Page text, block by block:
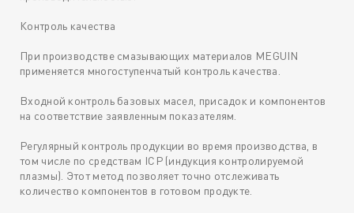
Контроль качества
При производстве смазывающих материалов MEGUIN
применяется многоступенчатый контроль качества.
Входной контроль базовых масел, присадок и компонентов
на соответствие заявленным показателям.
Регулярный контроль продукции во время производства, в
том числе по средствам ICP (индукция контролируемой
плазмы). Этот метод позволяет точно отслеживать
количество компонентов в готовом продукте.